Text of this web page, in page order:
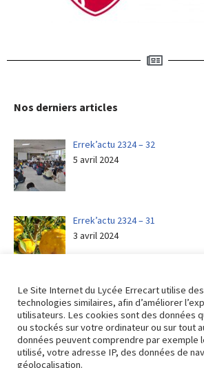
Nos derniers articles
Errek’actu 2324 – 32
5 avril 2024
Errek’actu 2324 – 31
3 avril 2024
Retour aux actualités
Le Site Internet du Lycée Errecart utilise
technologies similaires, afin d’améliorer
utilisateurs. Les cookies sont des données
ou stockés sur votre ordinateur ou sur tout
données peuvent comprendre par exemple
utilisé, votre adresse IP, des données de
géolocalisation.